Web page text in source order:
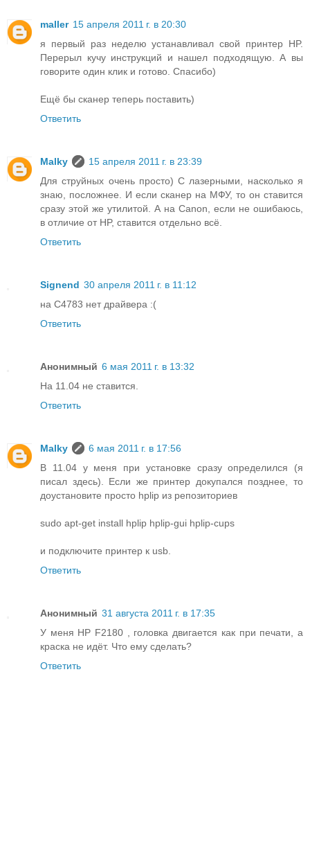
maller 15 апреля 2011 г. в 20:30
я первый раз неделю устанавливал свой принтер HP.
Перерыл кучу инструкций и нашел подходящую. А вы
говорите один клик и готово. Спасибо)
Ещё бы сканер теперь поставить)
Ответить
Malky
15 апреля 2011 г. в 23:39
Для струйных очень просто) С лазерными, насколько я
знаю, посложнее. И если сканер на МФУ, то он ставится
сразу этой же утилитой. А на Canon, если не ошибаюсь,
в отличие от HP, ставится отдельно всё.
Ответить
Signend 30 апреля 2011 г. в 11:12
на С4783 нет драйвера :(
Ответить
Анонимный 6 мая 2011 г. в 13:32
На 11.04 не ставится.
Ответить
Malky
6 мая 2011 г. в 17:56
В 11.04 у меня при установке сразу определился (я
писал здесь). Если же принтер докупался позднее, то
доустановите просто hplip из репозиториев
sudo apt-get install hplip hplip-gui hplip-cups
и подключите принтер к usb.
Ответить
Анонимный 31 августа 2011 г. в 17:35
У меня HP F2180 , головка двигается как при печати, а
краска не идёт. Что ему сделать?
Ответить